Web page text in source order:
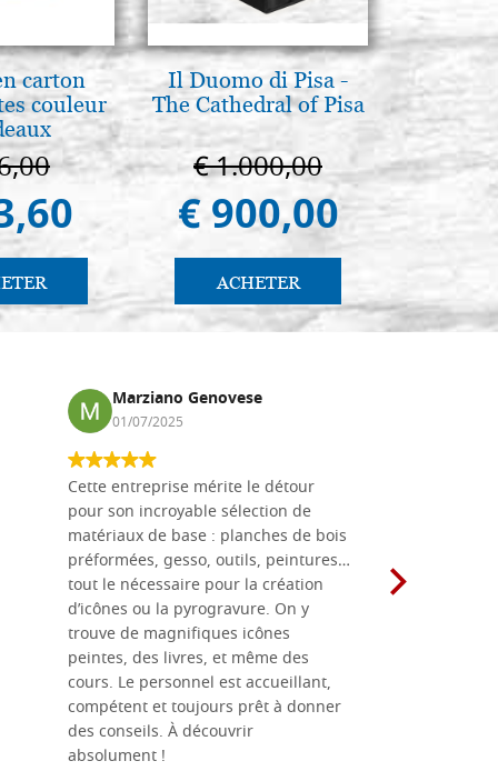
carton
couleur
Il Duomo di Pisa -
The Cathedral of Pisa
€ 1.000,00
€ 900,00
ACHETER
L'uomo
Una
€
Marziano Genovese
01/07/2025
Cette entreprise mérite le détour
pour son incroyable sélection de
matériaux de base : planches de bois
préformées, gesso, outils, peintures…
tout le nécessaire pour la création
d’icônes ou la pyrogravure. On y
trouve de magnifiques icônes
peintes, des livres, et même des
cours. Le personnel est accueillant,
compétent et toujours prêt à donner
des conseils. À découvrir
absolument !